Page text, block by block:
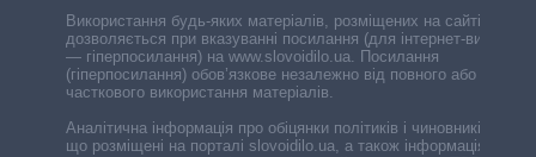
Використання будь-яких матеріалів, розміщених на сайті,
дозволяється при вказуванні посилання (для інтернет-видань
— гіперпосилання) на www.slovoidilo.ua. Посилання
(гіперпосилання) обов’язкове незалежно від повного або
часткового використання матеріалів.
Аналітична інформація про обіцянки політиків і чиновників,
що розміщені на порталі slovoidilo.ua, а також інформація про